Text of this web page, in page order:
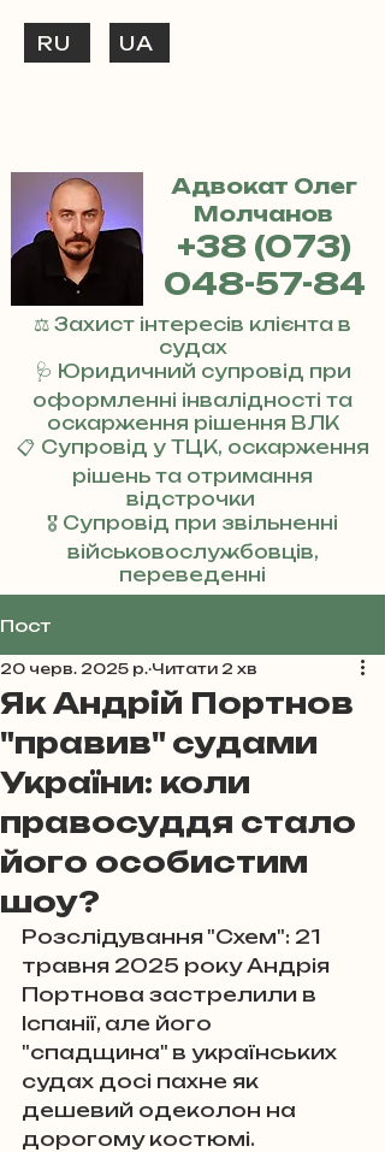
UA
RU
Адвокат Олег
Молчанов
+38 (073)
048-57-84
⚖️ Захист інтересів клієнта в
судах
🩺 Юридичний супровід при
оформленні інвалідності та
оскарження рішення ВЛК
📋 Супровід у ТЦК, оскарження
рішень та отримання
відстрочки
🎖 Супровід при звільненні
військовослужбовців,
переведенні
Реклама
Пост
Як Андрій Портнов
"правив" судами
України: коли
правосуддя стало
його особистим
шоу?
20 черв. 2025 р. Читати 2 хв
Розслідування "Схем": 21
травня 2025 року Андрія
Портнова застрелили в
Іспанії, але його
"спадщина" в українських
судах досі пахне як
дешевий одеколон на
дорогому костюмі.